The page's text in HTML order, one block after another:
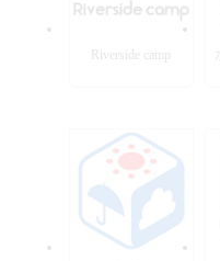
Riverside camp